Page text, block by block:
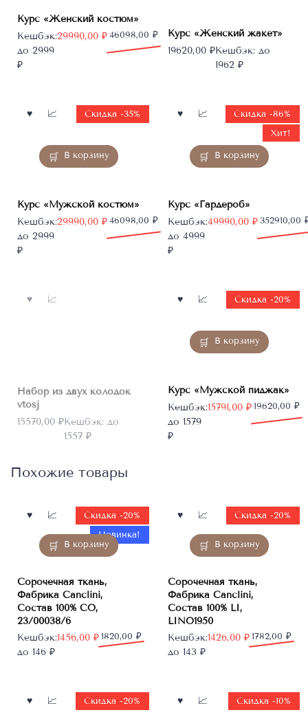
Курс «Женский костюм»
46098,00 ₽
Первоначальная
цена
составляла
29990,00 ₽
Текущая
цена:
29990,00 ₽.
Кешбэк:
до 2999
₽
Курс «Женский жакет»
19620,00 ₽Кешбэк: до
1962 ₽
В корзину
Скидка -35%
Курс «Мужской костюм»
46098,00 ₽
Первоначальная
цена
составляла
29990,00 ₽
Текущая
цена:
29990,00 ₽.
Кешбэк:
до 2999
₽
В корзину
Скидка -86%
Хит!
Курс «Гардероб»
352910,00
Первоначальная
цена
составляла
49990,00 ₽
Текущая
цена:
49990,00 ₽.
Кешбэк:
до 4999
₽
Набор из двух колодок
vtosj
15570,00 ₽Кешбэк: до
1557 ₽
В корзину
Скидка -20%
Курс «Мужской пиджак»
19620,00 ₽
Первоначальная
цена
составляла
15791,00 ₽
Текущая
цена:
15791,00 ₽.
Кешбэк:
до 1579
₽
Похожие товары
В корзину
Скидка -20%
Новинка!
Сорочечная ткань,
Фабрика Canclini,
Состав 100% CO,
23/00038/6
1820,00 ₽
Первоначальная
цена
1456,00 ₽
Текущая
цена:
Кешбэк:
до 146 ₽
В корзину
Скидка -20%
Сорочечная ткань,
Фабрика Canclini,
Состав 100% LI,
LINO1950
1782,00 ₽
Первоначальная
цена
1426,00 ₽
Текущая
цена:
Кешбэк:
до 143 ₽
Скидка -20% Скидка -10%